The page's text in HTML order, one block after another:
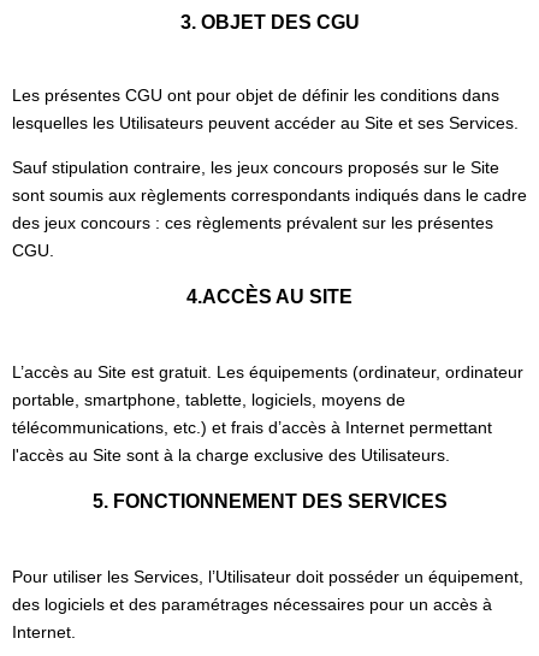
3. OBJET DES CGU
Les présentes CGU ont pour objet de définir les conditions dans
lesquelles les Utilisateurs peuvent accéder au Site et ses Services.
Sauf stipulation contraire, les jeux concours proposés sur le Site
sont soumis aux règlements correspondants indiqués dans le cadre
des jeux concours : ces règlements prévalent sur les présentes
CGU.
4.ACCÈS AU SITE
L’accès au Site est gratuit. Les équipements (ordinateur, ordinateur
portable, smartphone, tablette, logiciels, moyens de
télécommunications, etc.) et frais d’accès à Internet permettant
l'accès au Site sont à la charge exclusive des Utilisateurs.
5. FONCTIONNEMENT DES SERVICES
Pour utiliser les Services, l’Utilisateur doit posséder un équipement,
des logiciels et des paramétrages nécessaires pour un accès à
Internet.